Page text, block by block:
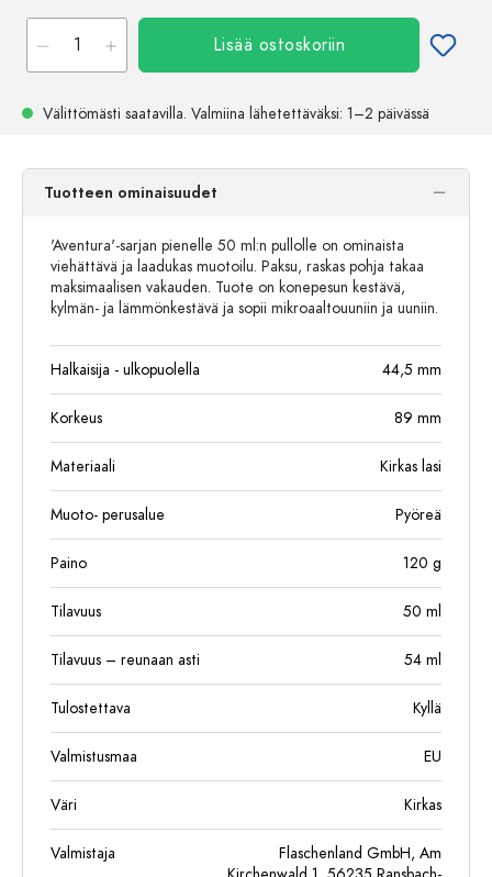
Lisää ostoskoriin
Välittömästi saatavilla. Valmiina lähetettäväksi: 1–2 päivässä
Tuotteen ominaisuudet
'Aventura'-sarjan pienelle 50 ml:n pullolle on ominaista
viehättävä ja laadukas muotoilu. Paksu, raskas pohja takaa
maksimaalisen vakauden. Tuote on konepesun kestävä,
kylmän- ja lämmönkestävä ja sopii mikroaaltouuniin ja uuniin.
Halkaisija - ulkopuolella 44,5 mm
Korkeus 89 mm
Materiaali Kirkas lasi
Muoto- perusalue Pyöreä
Paino 120 g
Tilavuus 50 ml
Tilavuus – reunaan asti 54 ml
Tulostettava Kyllä
Valmistusmaa EU
Väri Kirkas
Valmistaja
Flaschenland GmbH, Am